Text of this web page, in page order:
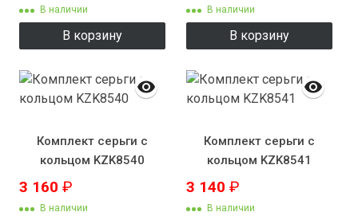
В наличии
В корзину
В наличии
В корзину
Комплект серьги с
кольцом KZK8540
3 160 ₽
В наличии
Комплект серьги с
кольцом KZK8541
3 140 ₽
В наличии